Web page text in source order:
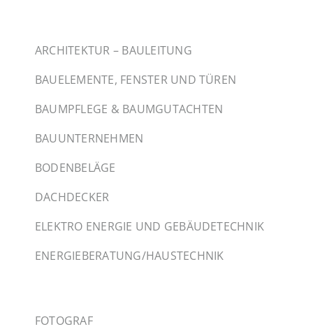
ARCHITEKTUR – BAULEITUNG
BAUELEMENTE, FENSTER UND TÜREN
BAUMPFLEGE & BAUMGUTACHTEN
BAUUNTERNEHMEN
BODENBELÄGE
DACHDECKER
ELEKTRO ENERGIE UND GEBÄUDETECHNIK
ENERGIEBERATUNG/HAUSTECHNIK
FOTOGRAF